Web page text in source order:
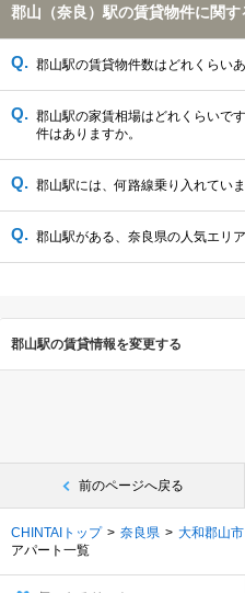
郡山（奈良）駅の賃貸物件に関す
郡山駅の賃貸物件数はどれくらい
郡山駅の家賃相場はどれくらいで
件はありますか。
郡山駅には、何路線乗り入れてい
郡山駅がある、奈良県の人気エリ
郡山駅の賃貸情報を変更する
前のページへ戻る
CHINTAIトップ 奈良県 大和郡山市
アパート一覧